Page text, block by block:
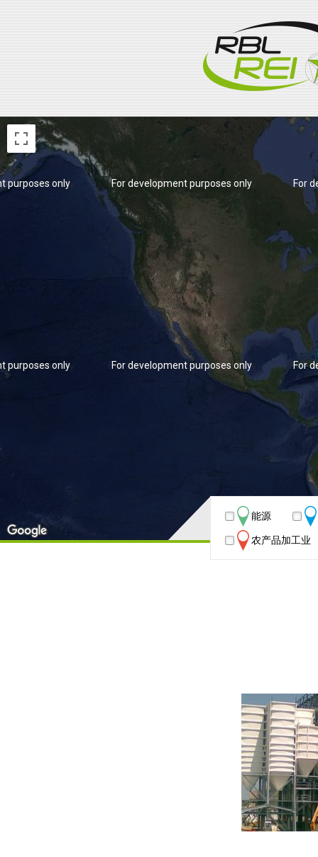
For
For
For
For development purposes only
For development purposes only
For development purposes only
purposes only
purposes only
purposes only
能源
农产品加工业